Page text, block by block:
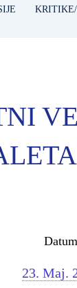
KRITIKE/
Datum
23. Maj.